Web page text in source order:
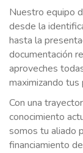
Nuestro equipo
desde la
hasta la
documentación
aproveches
maximizando
Con una
conocimiento
somos tu aliado
financiamiento